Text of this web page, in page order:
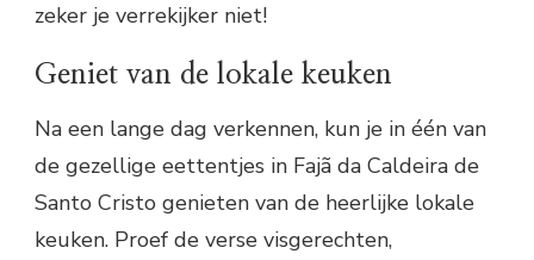
zeker je verrekijker niet!
Geniet van de lokale keuken
Na een lange dag verkennen, kun je in één van
de gezellige eettentjes in Fajã da Caldeira de
Santo Cristo genieten van de heerlijke lokale
keuken. Proef de verse visgerechten,